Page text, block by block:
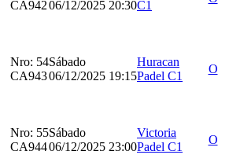
CA94206/12/2025 20:30C1
Nro: 54
CA943
Sábado
06/12/2025 19:15
Huracan
Padel C1
O
Nro: 55
CA944
Sábado
06/12/2025 23:00
Victoria
Padel C1
O